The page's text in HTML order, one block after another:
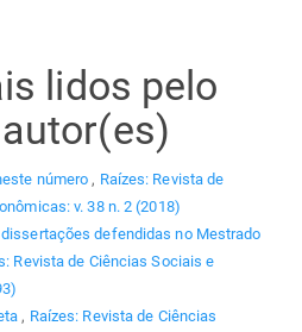
lidos pelo
número, Raízes: Revista de
v. 38 n. 2 (2018)
defendidas no Mestrado
Revista de Ciências Sociais e
, Raízes: Revista de Ciências